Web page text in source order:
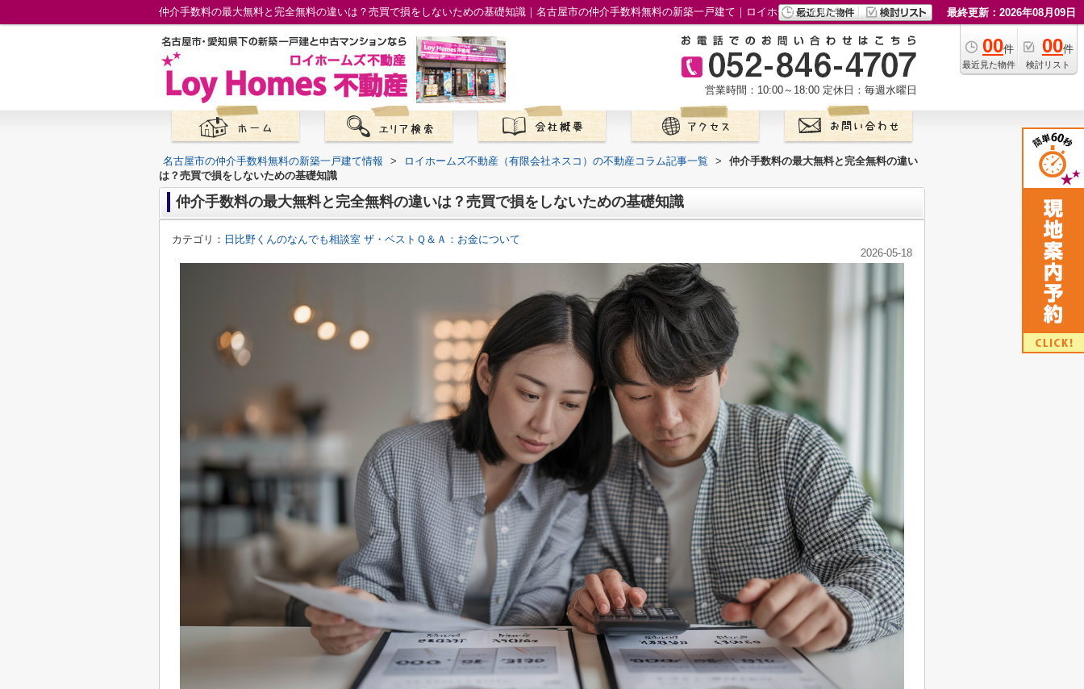
仲介手数料の最大無料と完全無料の違いは？売買で損をしないための基礎知識｜名古屋市の仲介手数料無料の新築一戸建て｜ロイホームズ不動産 最終更新：2026年08月09日
00件
最近見た物件
00件
検討リスト
営業時間：10:00～18:00 定休日：毎週水曜日
名古屋市の仲介手数料無料の新築一戸建て情報 > ロイホームズ不動産（有限会社ネスコ）の不動産コラム記事一覧 >
仲介手数料の最大無料と完全無料の違い
は？売買で損をしないための基礎知識
仲介手数料の最大無料と完全無料の違いは？売買で損をしないための基礎知識
カテゴリ： 日比野くんのなんでも相談室 ザ・ベストＱ＆Ａ：お金について
2026-05-18